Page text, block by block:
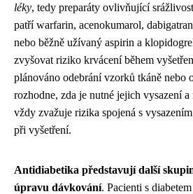
léky, tedy preparáty ovlivňující
patří warfarin, acenokumarol,
nebo běžně užívaný aspirin a
zvyšovat riziko krvácení během
plánováno odebrání vzorků tkáně nebo
rozhodne, zda je nutné jejich vysazení
vždy zvažuje rizika spojená s
při vyšetření.
Antidiabetika představují další
úpravu dávkování. Pacienti s